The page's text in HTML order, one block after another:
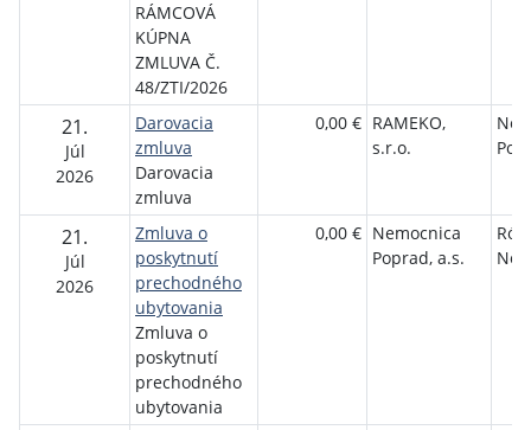
RÁMCOVÁ
KÚPNA
ZMLUVA Č.
48/ZTI/2026
21.
Júl
2026
Darovacia
zmluva
Darovacia
zmluva
0,00 € RAMEKO,
s.r.o.
21.
Júl
2026
Zmluva o
poskytnutí
prechodného
ubytovania
Zmluva o
poskytnutí
prechodného
ubytovania
0,00 € Nemocnica
Poprad, a.s.